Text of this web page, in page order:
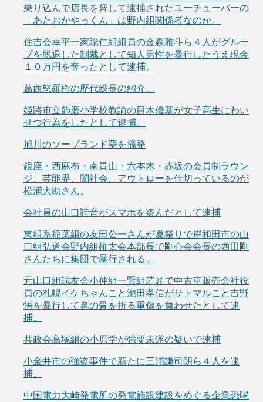
乗り込んで店長を脅して逮捕されたユーチューバーの
「あたおかやっくん」は野内組関係者なのか。
住吉会幸平一家聡仁組組員の金森雅斗ら４人がグルー
プを脱退した制裁として知人男性を暴行したうえ現金
１０万円を奪ったとして逮捕。
葛西怒羅権の歴代総長の紹介。
姫路市立飾磨小学校教諭の目木優基が女子高生にわい
せつ行為をしたとして逮捕。
旭川のソープランド夢を摘発
銀座・西麻布・南青山・六本木・赤坂の会員制ラウン
ジ、芸能界、闇社会、アウトローを仕切っているのが
松浦大助さん。
会社員の山口詩音がスマホを盗んだとして逮捕
東組系稲葉組の友田公一さんが夏祭りで岸和田市の山
口組弘道会野内組権太会本部長で剛心会会長の西田剛
さんたちに集団で暴行される。
元山口組誠友会小仲組一賢組若頭で中古車販売会社役
員の札幌イケちゃんこと池田孝信がサトマルこと吉野
悟を暴行して鼻の骨を折る重傷を負わせたとして逮
捕。
共政会高塚組の小原学が強要未遂の疑いで逮捕
小金井市の強盗事件で新たに三浦謙司朗ら４人を逮
捕。
中国電力大崎発電所の発電施設建設をめぐる企業恐喝